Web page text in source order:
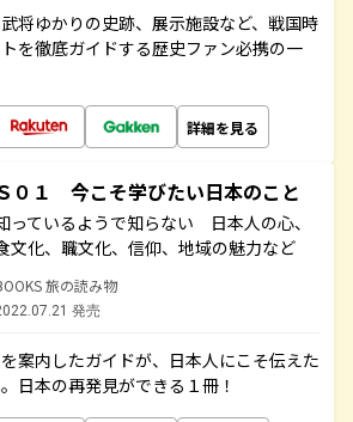
将ゆかりの史跡、展示施設など、戦国時
を徹底ガイドする歴史ファン必携の一
詳細を見る
０１ 今こそ学びたい日本のこと
っているようで知らない 日本人の心、
文化、職文化、信仰、地域の魅力など
旅の読み物
発売
案内したガイドが、日本人にこそ伝えた
日本の再発見ができる１冊！